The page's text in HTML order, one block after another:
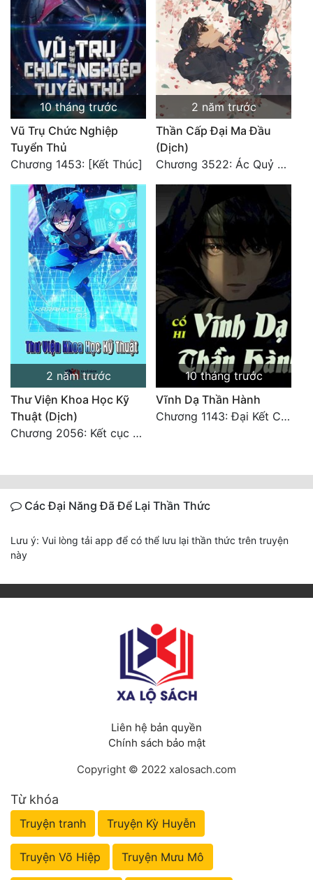
10 tháng trước
Vũ Trụ Chức Nghiệp
Tuyển Thủ
Chương 1453: [Kết Thúc]
2 năm trước
Thần Cấp Đại Ma Đầu
(Dịch)
Chương 3522: Ác Quỷ Và Yêu Nghiệt
2 năm trước
Thư Viện Khoa Học Kỹ
Thuật (Dịch)
Chương 2056: Kết cục + Lời tác giả
10 tháng trước
Vĩnh Dạ Thần Hành
Chương 1143: Đại Kết Cục!
Các Đại Năng Đã Để Lại Thần Thức
Lưu ý: Vui lòng tải app để có thể lưu lại thần thức trên truyện
này
Liên hệ bản quyền
Chính sách bảo mật
Copyright © 2022 xalosach.com
Từ khóa
Truyện tranh Truyện Kỳ Huyễn
Truyện Võ Hiệp Truyện Mưu Mô